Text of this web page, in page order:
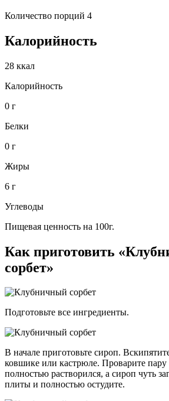
Количество порций 4
Калорийность
28 ккал
Калорийность
0 г
Белки
0 г
Жиры
6 г
Углеводы
Пищевая ценность на 100г.
Как приготовить
сорбет»
Подготовьте все ингредиенты.
В начале приготовьте сироп.
ковшике или кастрюле. Проварите
полностью растворился, а сироп чуть
плиты и полностью остудите.